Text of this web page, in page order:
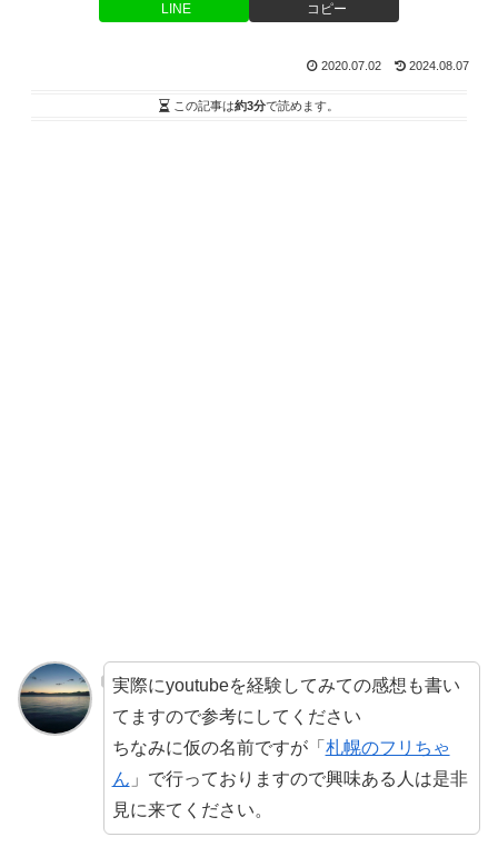
LINE コピー
2020.07.02 2024.08.07
この記事は約3分で読めます。
実際にyoutubeを経験してみての感想も書い
てますので参考にしてください
ちなみに仮の名前ですが「 札幌のフリちゃ
ん 」で行っておりますので興味ある人は是非
見に来てください。